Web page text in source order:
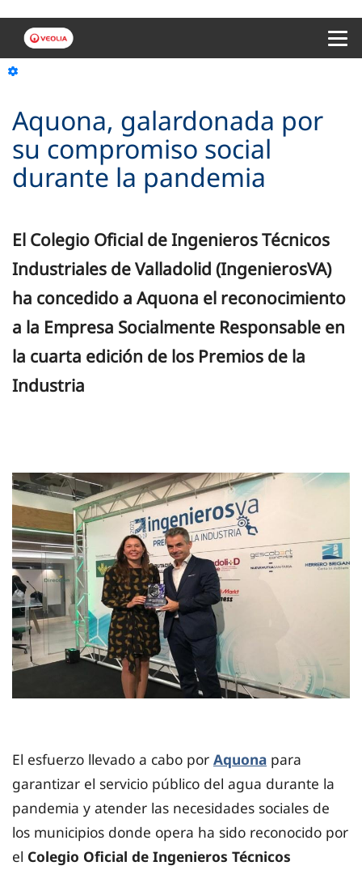
Aquona, galardonada por
su compromiso social
durante la pandemia
El Colegio Oficial de Ingenieros Técnicos
Industriales de Valladolid (IngenierosVA)
ha concedido a Aquona el reconocimiento
a la Empresa Socialmente Responsable en
la cuarta edición de los Premios de la
Industria
El esfuerzo llevado a cabo por Aquona para
garantizar el servicio público del agua durante la
pandemia y atender las necesidades sociales de
los municipios donde opera ha sido reconocido por
el Colegio Oficial de Ingenieros Técnicos